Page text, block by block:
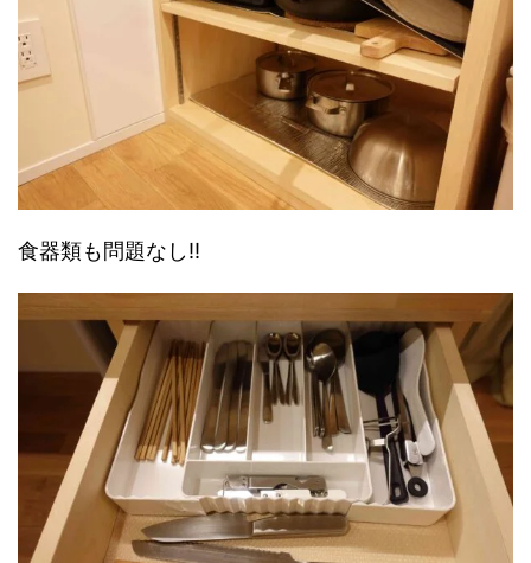
食器類も問題なし!!